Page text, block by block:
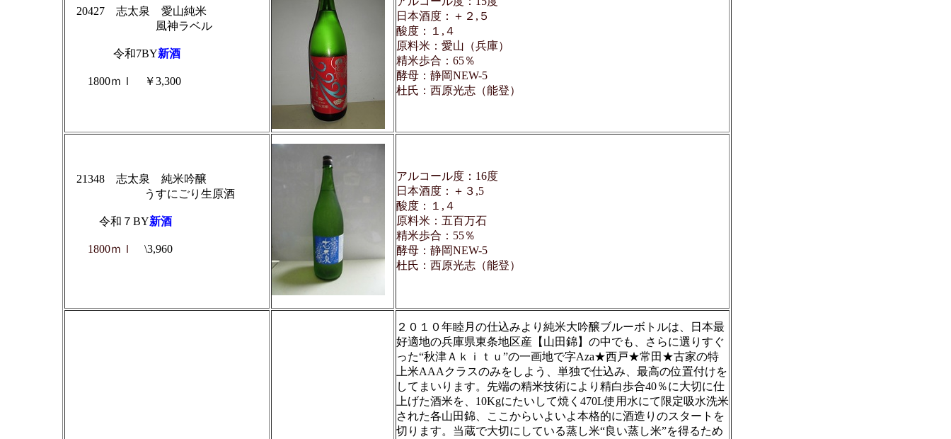
20427 志太泉 愛山純米
風神ラベル
令和7BY新酒
1800ｍｌ ￥3,300
日本酒度：＋２,５
酸度：１,４
原料米：愛山（兵庫）
精米歩合：65％
酵母：静岡NEW-5
杜氏：西原光志（能登）
21348 志太泉 純米吟醸
うすにごり生原酒
令和７BY新酒
1800ｍｌ \3,960
アルコール度：16度
日本酒度：＋３,5
酸度：１,４
原料米：五百万石
精米歩合：55％
酵母：静岡NEW-5
杜氏：西原光志（能登）
２０１０年睦月の仕込みより純米大吟醸ブルーボトルは、日本最
好適地の兵庫県東条地区産【山田錦】の中でも、さらに選りすぐ
った“秋津Ａｋｉｔｕ”の一画地で字Aza★西戸★常田★古家の特
上米AAAクラスのみをしよう、単独で仕込み、最高の位置付けを
してまいります。先端の精米技術により精白歩合40％に大切に仕
上げた酒米を、10Kgにたいして焼く470L使用水にて限定吸水洗米
された各山田錦、ここからいよいよ本格的に酒造りのスタートを
切ります。当蔵で大切にしている蒸し米“良い蒸し米”を得るため